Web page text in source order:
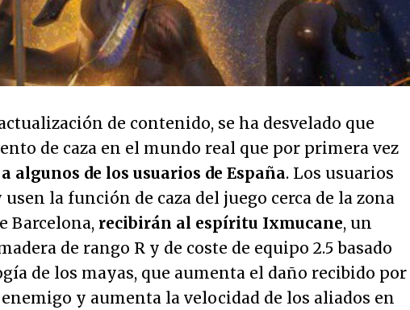
de contenido, se ha desvelado que
de caza en el mundo real que por primera vez
algunos de los usuarios de España. Los usuarios
usen la función de caza del juego cerca de la zona
Barcelona, recibirán al espíritu Ixmucane, un
de rango R y de coste de equipo 2.5 basado
de los mayas, que aumenta el daño recibido por
y aumenta la velocidad de los aliados en